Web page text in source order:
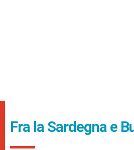
Fra la Sardegna e